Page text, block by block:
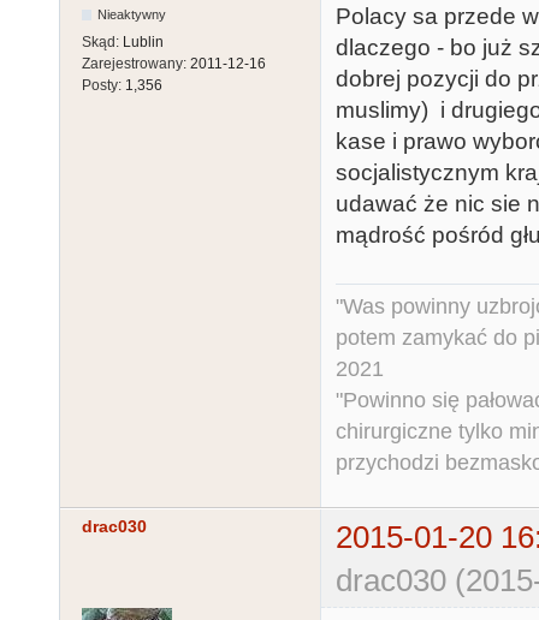
Nieaktywny
Skąd: Lublin
Zarejestrowany: 2011-12-16
Posty: 1,356
Polacy sa przede
dlaczego - bo już
dobrej pozycji do
muslimy) i
kase i prawo
socjalistycznym
udawać że nic sie
mądrość pośród
"Was powinny
potem zamykać do
2021
"Powinno się
chirurgiczne tylko
przychodzi
drac030
2015-01-20
drac030